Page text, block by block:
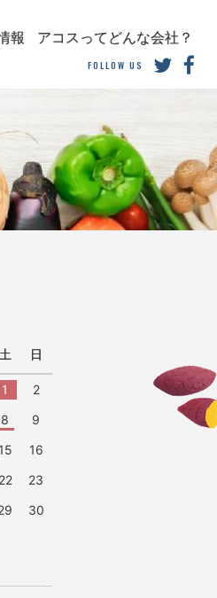
報 アコスってどんな会社？
FOLLOW US
土 日
1
2
8
9
15
16
22
23
30